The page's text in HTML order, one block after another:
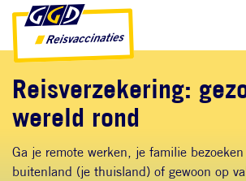
Direct naar inhoud
Direct naar hoofdnavigatie
Direct naar zoekfunctie
Reisverzekering:
wereld rond
Ga je remote werken, je familie
buitenland (je thuisland) of gewoon op